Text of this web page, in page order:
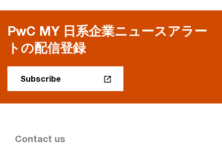
PwC MY 日系企業ニュースアラー
トの配信登録
Subscribe
Contact us